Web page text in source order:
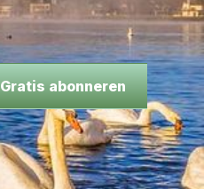
Gratis abonneren